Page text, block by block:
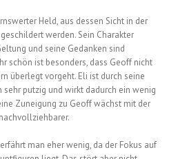
Held, aus dessen Sicht in der
werden. Sein Charakter
und seine Gedanken sind
schön ist besonders, dass Geoff nicht
überlegt vorgeht. Eli ist durch seine
putzig und wirkt dadurch ein wenig
Zuneigung zu Geoff wächst mit der
man eher wenig, da der Fokus auf